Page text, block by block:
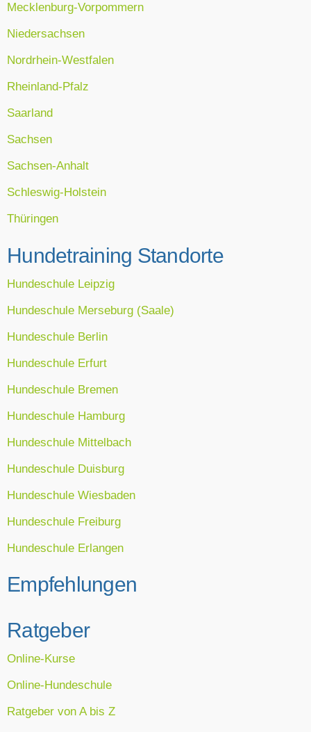
Mecklenburg-Vorpommern
Niedersachsen
Nordrhein-Westfalen
Rheinland-Pfalz
Saarland
Sachsen
Sachsen-Anhalt
Schleswig-Holstein
Thüringen
Hundetraining Standorte
Hundeschule Leipzig
Hundeschule Merseburg (Saale)
Hundeschule Berlin
Hundeschule Erfurt
Hundeschule Bremen
Hundeschule Hamburg
Hundeschule Mittelbach
Hundeschule Duisburg
Hundeschule Wiesbaden
Hundeschule Freiburg
Hundeschule Erlangen
Empfehlungen
Ratgeber
Online-Kurse
Online-Hundeschule
Ratgeber von A bis Z